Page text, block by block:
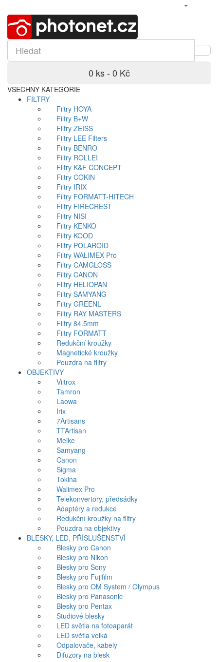
0 ks - 0 Kč
VŠECHNY KATEGORIE
FILTRY
Filtry HOYA
Filtry B+W
Filtry ZEISS
Filtry LEE Filters
Filtry BENRO
Filtry ROLLEI
Filtry K&F CONCEPT
Filtry COKIN
Filtry IRIX
Filtry FORMATT-HITECH
Filtry FIRECREST
Filtry NISI
Filtry KENKO
Filtry KOOD
Filtry POLAROID
Filtry WALIMEX Pro
Filtry CAMGLOSS
Filtry CANON
Filtry HELIOPAN
Filtry SAMYANG
Filtry GREENL
Filtry RAY MASTERS
Filtry 84.5mm
Filtry FORMATT
Redukční kroužky
Magnetické kroužky
Pouzdra na filtry
OBJEKTIVY
Viltrox
Tamron
Laowa
Irix
7Artisans
TTArtisan
Meike
Samyang
Canon
Sigma
Tokina
Walimex Pro
Telekonvertory, předsádky
Adaptéry a redukce
Redukční kroužky na filtry
Pouzdra na objektivy
BLESKY, LED, PŘÍSLUŠENSTVÍ
Blesky pro Canon
Blesky pro Nikon
Blesky pro Sony
Blesky pro Fujifilm
Blesky pro OM System / Olympus
Blesky pro Panasonic
Blesky pro Pentax
Studiové blesky
LED světla na fotoaparát
LED světla velká
Odpalovače, kabely
Difuzory na blesk